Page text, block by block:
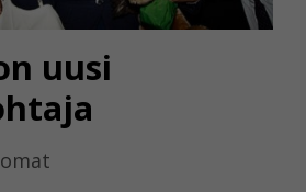
uusi